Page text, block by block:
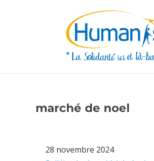
marché de noel
28 novembre 2024